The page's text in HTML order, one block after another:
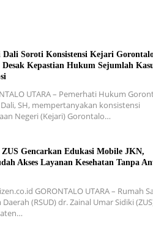
Dali Soroti Konsistensi Kejari
Kepastian Hukum Sejumlah
UTARA – Pemerhati Hukum
SH, mempertanyakan konsistensi
Negeri (Kejari) Gorontalo…
ZUS Gencarkan Edukasi Mobile JKN,
Akses Layanan Kesehatan Tanpa
GORONTALO UTARA – Rumah
(RSUD) dr. Zainal Umar Sidiki